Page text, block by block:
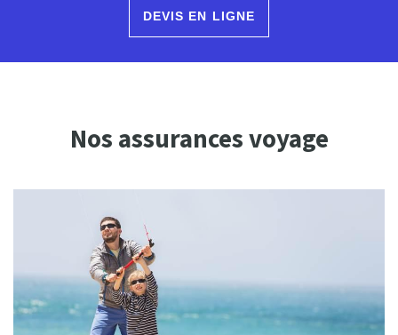
DEVIS EN LIGNE
Nos assurances voyage